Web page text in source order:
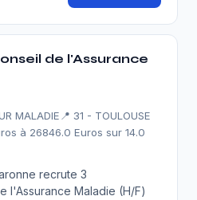
de l'Assurance
MALADIE 📍 31 - TOULOUSE
à 26846.0 Euros sur 14.0
recrute 3
l'Assurance Maladie (H/F)